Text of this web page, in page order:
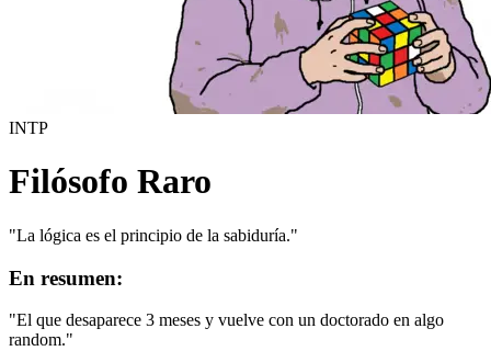
INTP
Filósofo Raro
"La lógica es el principio de la sabiduría."
En resumen:
"El que desaparece 3 meses y vuelve con un doctorado en algo
random."